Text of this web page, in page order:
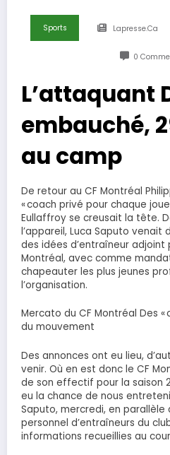
Sports Lapresse.ca
0
L’attaquant
embauché,
au camp
De retour au CF Montréal
« coach privé pour chaque
Eullaffroy se creusait la tête.
l’appareil, Luca Saputo venait
des idées d’entraîneur
Montréal, avec comme
chapeauter les plus jeunes
l’organisation.
Mercato du CF Montréal Des «
du mouvement
Des annonces ont eu lieu,
venir. Où en est donc le CF
de son effectif pour la saison
eu la chance de nous
Saputo, mercredi, en
personnel d’entraîneurs du
informations recueillies au